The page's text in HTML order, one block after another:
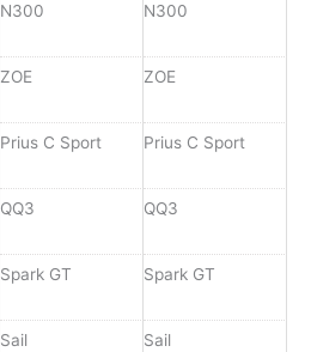
N300 N300
ZOE ZOE
Prius C Sport Prius C Sport
QQ3 QQ3
Spark GT Spark GT
Sail Sail